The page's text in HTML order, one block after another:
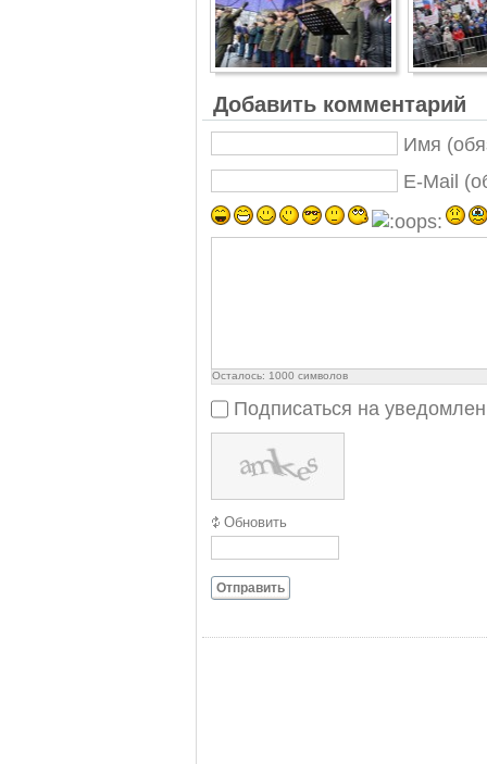
Добавить комментарий
Имя
E-Mail
Осталось: 1000 символов
Подписаться на
Обновить
Отправить